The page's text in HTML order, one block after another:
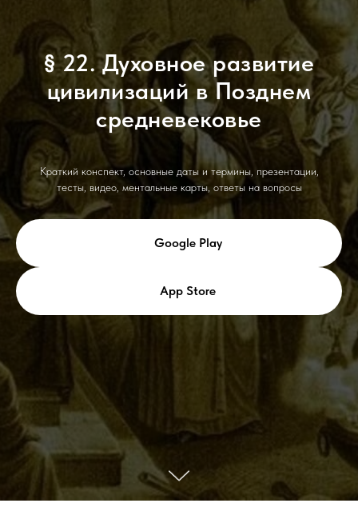
§ 22. Духовное развитие
цивилизаций в Позднем
средневековье
Краткий конспект, основные даты и термины, презентации,
тесты, видео, ментальные карты, ответы на вопросы
Google Play
App Store